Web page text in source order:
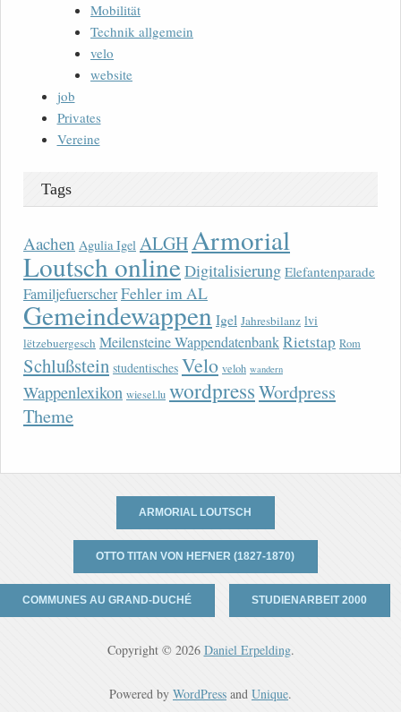
Mobilität
Technik allgemein
velo
website
job
Privates
Vereine
Tags
Aachen Agulia Igel ALGHArmorial
Loutsch onlineDigitalisierung Elefantenparade
FamiljefuerscherFehler im AL
Gemeindewappen Igel Jahresbilanz lvi
lëtzebuergesch Meilensteine WappendatenbankRietstap Rom
Schlußstein studentisches Velo veloh wandern
Wappenlexikon wiesel.lu wordpressWordpress
Theme
ARMORIAL LOUTSCH
OTTO TITAN VON HEFNER (1827-1870)
COMMUNES AU GRAND-DUCHÉ STUDIENARBEIT 2000
Copyright © 2026 Daniel Erpelding.
Powered by WordPress and Unique.